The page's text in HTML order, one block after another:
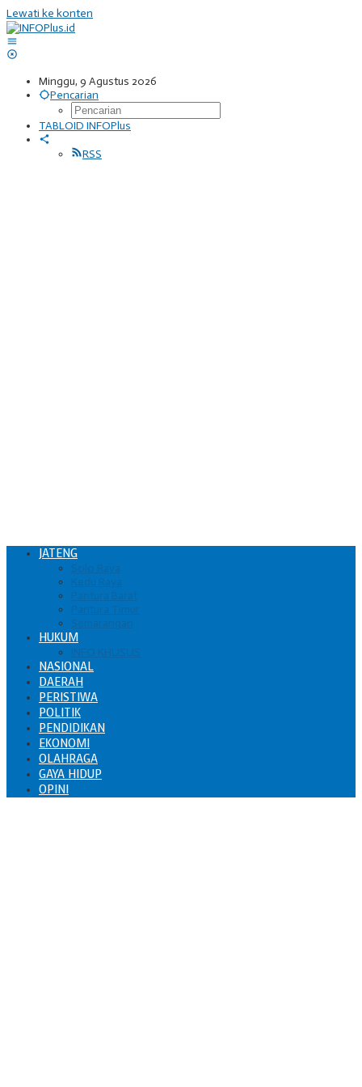
Lewati ke konten
Minggu, 9 Agustus 2026
Pencarian
TABLOID INFOPlus
RSS
JATENG
Solo Raya
Kedu Raya
Pantura Barat
Pantura Timur
Semarangan
HUKUM
INFO KHUSUS
NASIONAL
DAERAH
PERISTIWA
POLITIK
PENDIDIKAN
EKONOMI
OLAHRAGA
GAYA HIDUP
OPINI